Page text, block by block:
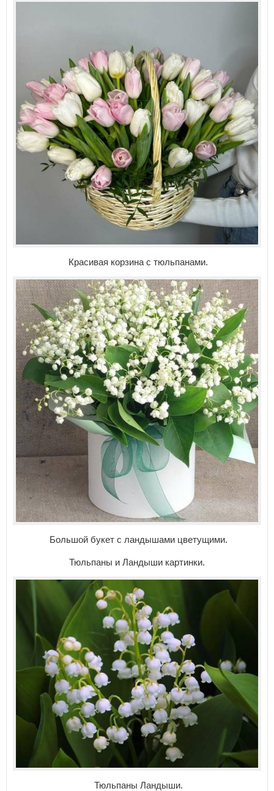
Красивая корзина с тюльпанами.
Большой букет с ландышами цветущими.
Тюльпаны и Ландыши картинки.
Тюльпаны Ландыши.